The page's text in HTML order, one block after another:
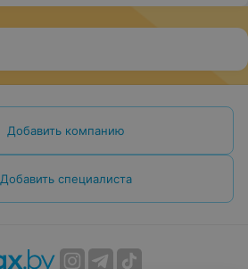
Добавить компанию
Добавить специалиста